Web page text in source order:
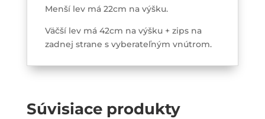
Menší lev má 22cm na výšku.
Väčší lev má 42cm na výšku + zips na
zadnej strane s vyberateľným vnútrom.
Súvisiace produkty